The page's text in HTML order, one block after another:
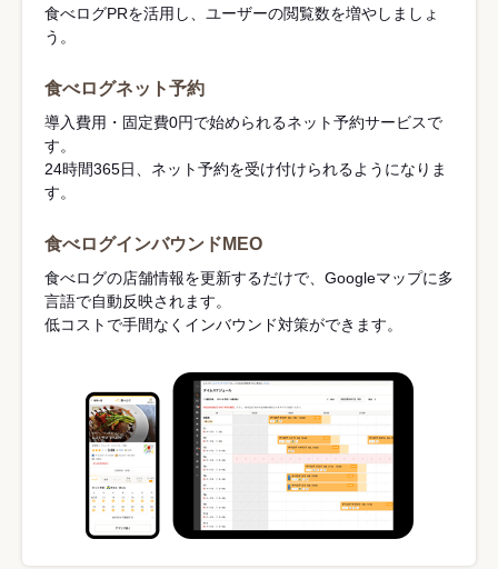
食べログPRを活用し、ユーザーの閲覧数を増やしましょ
う。
食べログネット予約
導入費用・固定費0円で始められるネット予約サービスで
す。
24時間365日、ネット予約を受け付けられるようになりま
す。
食べログインバウンドMEO
食べログの店舗情報を更新するだけで、Googleマップに多
言語で自動反映されます。
低コストで手間なくインバウンド対策ができます。